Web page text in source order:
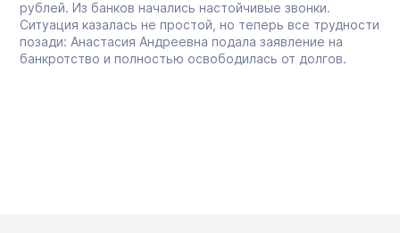
рублей. Из банков начались настойчивые звонки.
Ситуация казалась не простой, но теперь все трудности
позади: Анастасия Андреевна подала заявление на
банкротство и полностью освободилась от долгов.